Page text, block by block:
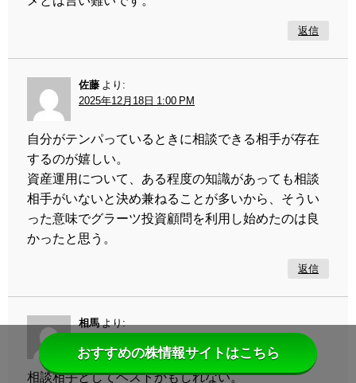
返信
佐藤 より:
2025年12月18日 1:00 PM
自分がテンパっているときに相談できる相手が存在
するのが嬉しい。
資産運用について、ある程度の知識があっても相談
相手がいないと決め兼ねることが多いから、そうい
った意味でグラーツ投資顧問を利用し始めたのは良
かったと思う。
返信
相馬 より:
相談相手としてベストかもしれない。
おすすめの株情報サイトはこちら